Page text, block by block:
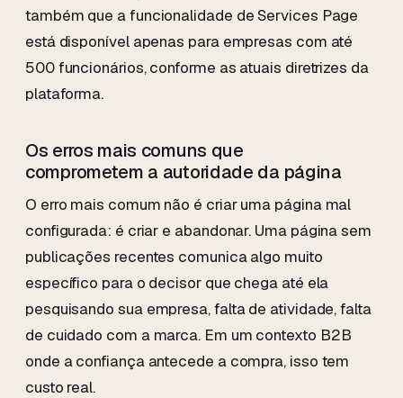
também que a funcionalidade de Services Page
está disponível apenas para empresas com até
500 funcionários, conforme as atuais diretrizes da
plataforma.
Os erros mais comuns que
comprometem a autoridade da página
O erro mais comum não é criar uma página mal
configurada: é criar e abandonar. Uma página sem
publicações recentes comunica algo muito
específico para o decisor que chega até ela
pesquisando sua empresa, falta de atividade, falta
de cuidado com a marca. Em um contexto B2B
onde a confiança antecede a compra, isso tem
custo real.